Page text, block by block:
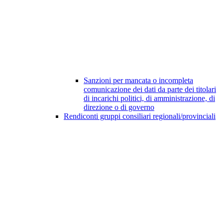
Sanzioni per mancata o incompleta
comunicazione dei dati da parte dei titolari
di incarichi politici, di amministrazione, di
direzione o di governo
Rendiconti gruppi consiliari regionali/provinciali